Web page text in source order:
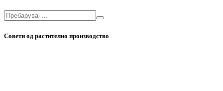
Совети од растително производство